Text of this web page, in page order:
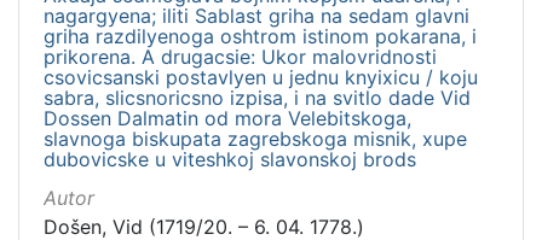
nagargyena; iliti Sablast griha na sedam glavni
griha razdilyenoga oshtrom istinom pokarana, i
prikorena. A drugacsie: Ukor malovridnosti
csovicsanski postavlyen u jednu knyixicu / koju
sabra, slicsnoricsno izpisa, i na svitlo dade Vid
Dossen Dalmatin od mora Velebitskoga,
slavnoga biskupata zagrebskoga misnik, xupe
dubovicske u viteshkoj slavonskoj brods
Autor
Došen, Vid (1719/20. – 6. 04. 1778.)